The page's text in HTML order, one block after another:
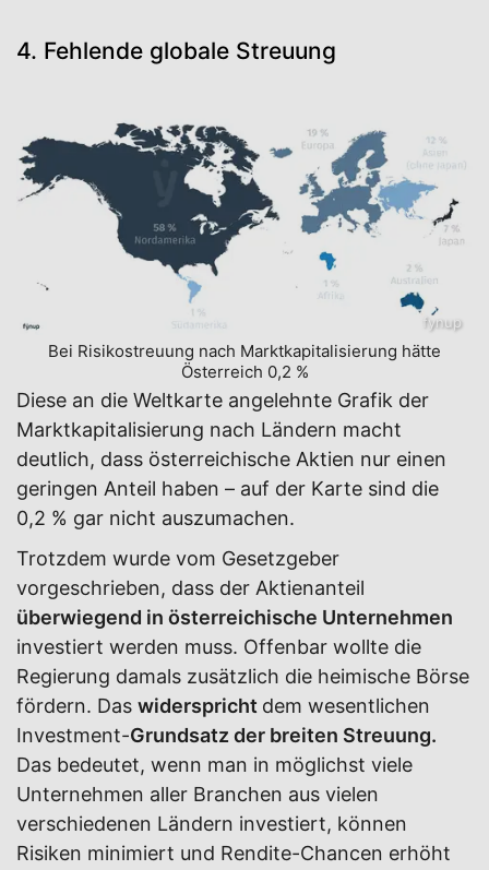
4. Fehlende globale Streuung
fynup
Bei Risikostreuung nach Marktkapitalisierung hätte
Österreich 0,2 %
Diese an die Weltkarte angelehnte Grafik der
Marktkapitalisierung nach Ländern macht
deutlich, dass österreichische Aktien nur einen
geringen Anteil haben – auf der Karte sind die
0,2 % gar nicht auszumachen.
Trotzdem wurde vom Gesetzgeber
vorgeschrieben, dass der Aktienanteil
überwiegend in österreichische Unternehmen
investiert werden muss. Offenbar wollte die
Regierung damals zusätzlich die heimische Börse
fördern. Das widerspricht dem wesentlichen
Investment-Grundsatz der breiten Streuung.
Das bedeutet, wenn man in möglichst viele
Unternehmen aller Branchen aus vielen
verschiedenen Ländern investiert, können
Risiken minimiert und Rendite-Chancen erhöht